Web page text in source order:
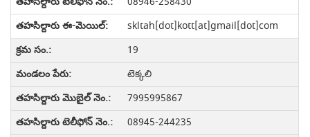
skltah[dot]kott[at]gmail[dot]com
19
టెక్కలి
7995995867
08945-244235